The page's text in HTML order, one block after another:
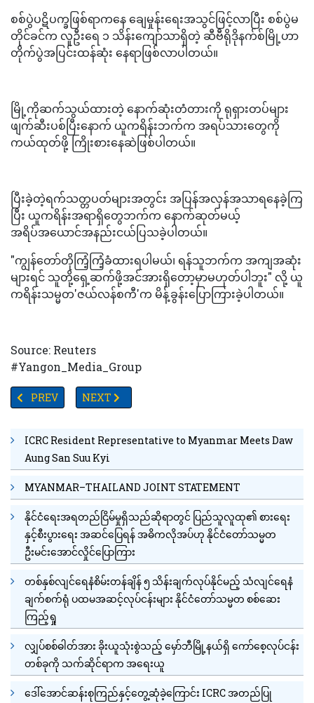
စစ်ပွဲပဋိပက္ခဖြစ်ရာကနေ ချေမှုန်းရေးအသွင်ဖြင့်လာပြီး စစ်ပွဲမ
တိုင်ခင်က လူဦးရေ ၁ သိန်းကျော်သာရှိတဲ့ ဆီဗီရိုဒိုနက်စ်မြို့ဟာ
တိုက်ပွဲအပြင်းထန်ဆုံး နေရာဖြစ်လာပါတယ်။
မြို့ကိုဆက်သွယ်ထားတဲ့ နောက်ဆုံးတံတားကို ရုရှားတပ်များ
ဖျက်ဆီးပစ်ပြီးနောက် ယူကရိန်းဘက်က အရပ်သားတွေကို
ကယ်ထုတ်ဖို့ ကြိုးစားနေဆဲဖြစ်ပါတယ်။
ပြီးခဲ့တဲ့ရက်သတ္တပတ်များအတွင်း အပြန်အလှန်အသာရနေခဲ့ကြ
ပြီး ယူကရိန်းအရာရှိတွေဘက်က နောက်ဆုတ်မယ့်
အရိပ်အယောင်အနည်းငယ်ပြသခဲ့ပါတယ်။
"ကျွန်တော်တိုကြံ့ကြံ့ခံထားရပါမယ်၊ ရန်သူဘက်က အကျအဆုံး
များရင် သူတို့ရှေ့ဆက်ဖို့အင်အားရှိတော့မှာမဟုတ်ပါဘူး" လို့ ယူ
ကရိန်းသမ္မတ'ဇယ်လန်စကီ'က မိန့်ခွန်းပြောကြားခဲ့ပါတယ်။
Source: Reuters
#Yangon_Media_Group
PREVIOUS ARTICLE: တောင်ကိုးရီးယား၏ကမ္ဘာကျော် BTS အဖွဲ့က
PREV NEXT ARTICLE: 'ငါတို့လည်း ဆီဈေးတက်လာတ
NEXT
ICRC Resident Representative to Myanmar Meets Daw
Aung San Suu Kyi
MYANMAR–THAILAND JOINT STATEMENT
နိုင်ငံရေးအရတည်ငြိမ်မှုရှိသည်ဆိုရာတွင် ပြည်သူလူထု၏ စားရေး
နှင့်စီးပွားရေး အဆင်ပြေရန် အဓိကလိုအပ်ဟု နိုင်ငံတော်သမ္မတ
ဦးမင်းအောင်လှိုင်ပြောကြား
တစ်နှစ်လျင်ရေနံစိမ်းတန်ချိန် ၅ သိန်းချက်လုပ်နိုင်မည့် သံလျင်ရေနံ
ချက်စက်ရုံ ပထမအဆင့်လုပ်ငန်းများ နိုင်ငံတော်သမ္မတ စစ်ဆေး
ကြည့်ရှု
လျှပ်စစ်ဓါတ်အား ခိုးယူသုံးစွဲသည့် မှော်ဘီမြို့နယ်ရှိ ကော်စေ့လုပ်ငန်း
တစ်ခုကို သက်ဆိုင်ရာက အရေးယူ
ဒေါ်အောင်ဆန်းစုကြည်နှင့်တွေ့ဆုံခဲ့ကြောင်း ICRC အတည်ပြု